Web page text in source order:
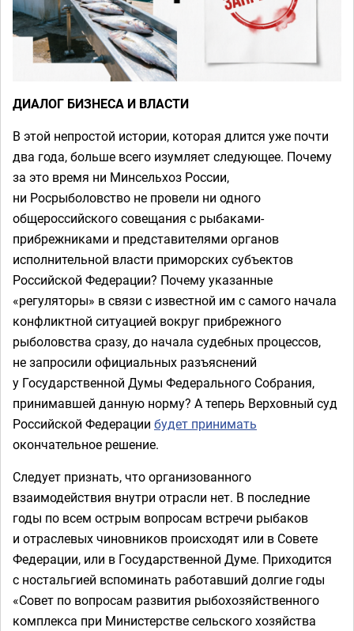
ДИАЛОГ БИЗНЕСА И ВЛАСТИ
В этой непростой истории, которая длится уже почти
два года, больше всего изумляет следующее. Почему
за это время ни Минсельхоз России,
ни Росрыболовство не провели ни одного
общероссийского совещания с рыбаками-
прибрежниками и представителями органов
исполнительной власти приморских субъектов
Российской Федерации? Почему указанные
«регуляторы» в связи с известной им с самого начала
конфликтной ситуацией вокруг прибрежного
рыболовства сразу, до начала судебных процессов,
не запросили официальных разъяснений
у Государственной Думы Федерального Собрания,
принимавшей данную норму? А теперь Верховный суд
Российской Федерации будет принимать
окончательное решение.
Следует признать, что организованного
взаимодействия внутри отрасли нет. В последние
годы по всем острым вопросам встречи рыбаков
и отраслевых чиновников происходят или в Совете
Федерации, или в Государственной Думе. Приходится
с ностальгией вспоминать работавший долгие годы
«Совет по вопросам развития рыбохозяйственного
комплекса при Министерстве сельского хозяйства